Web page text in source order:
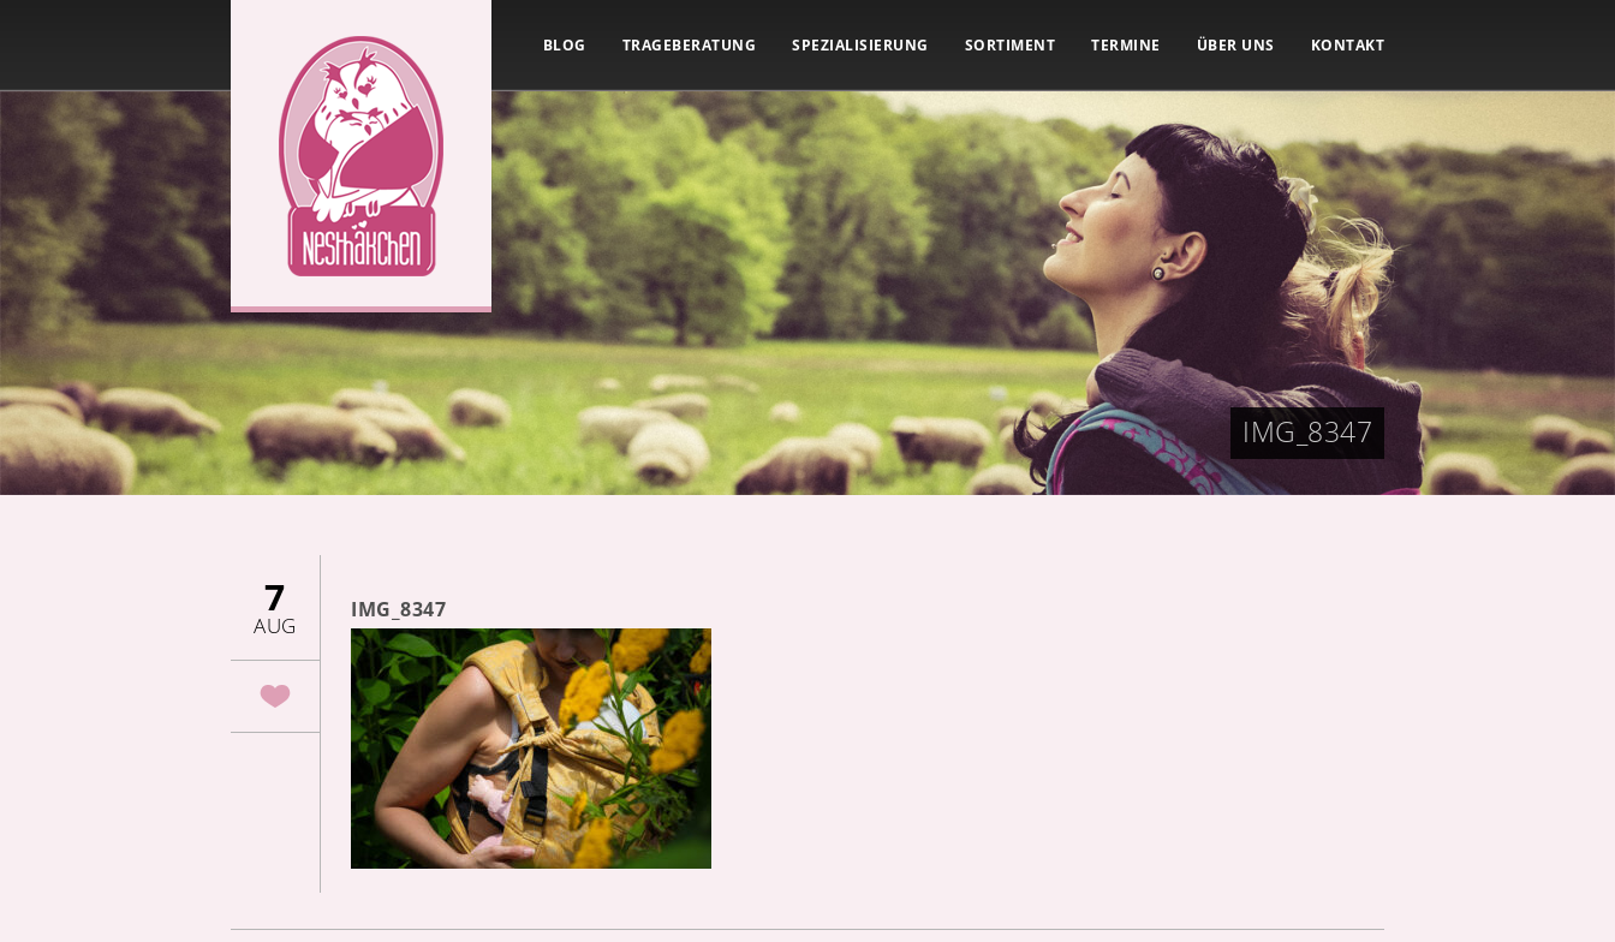
BLOG TRAGEBERATUNG SPEZIALISIERUNG SORTIMENT TERMINE ÜBER UNS KONTAKT
IMG_8347
7
AUG
IMG_8347